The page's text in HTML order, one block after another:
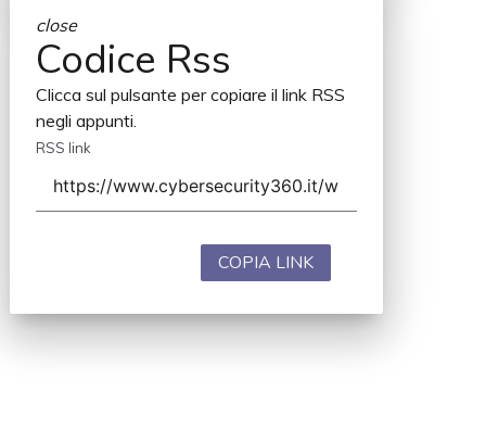
close
Codice Rss
Clicca sul pulsante per copiare il link RSS
negli appunti.
RSS link
COPIA LINK